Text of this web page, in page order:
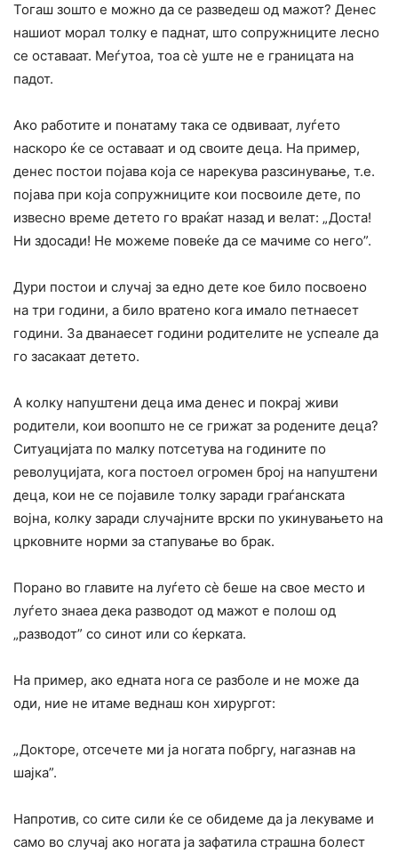
Тогаш зошто е можно да се разведеш од мажот? Денес
нашиот морал толку е паднат, што сопружниците лесно
се оставаат. Меѓутоа, тоа сè уште не е границата на
падот.
Ако работите и понатаму така се одвиваат, луѓето
наскоро ќе се оставаат и од своите деца. На пример,
денес постои појава која се нарекува разсинување, т.е.
појава при која сопружниците кои посвоиле дете, по
извесно време детето го враќат назад и велат: „Доста!
Ни здосади! He можеме повеќе да се мачиме co него”.
Дури постои и случај за едно дете кое било посвоено
на три години, а било вратено кога имало петнаесет
години. За дванаесет години родителите не успеале да
го засакаат детето.
А колку напуштени деца има денес и покрај живи
родители, кои воопшто не се грижат за родените деца?
Ситуацијата по малку потсетува на годините по
револуцијата, кога постоел огромен број на напуштени
деца, кои не се појавиле толку заради граѓанската
војна, колку заради случајните врски по укинувањето на
црковните норми за стапување во брак.
Порано во главите на луѓето сè беше на свое место и
луѓето знаеа дека разводот од мажот е полош од
„разводот” co синот или co ќерката.
На пример, ако едната нога се разболе и не може да
оди, ние не итаме веднаш кон хирургот:
„Докторе, отсечете ми ја ногата побргу, нагазнав на
шајка”.
Напротив, co сите сили ќе се обидеме да ја лекуваме и
само во случај ако ногата ја зафатила страшна болест